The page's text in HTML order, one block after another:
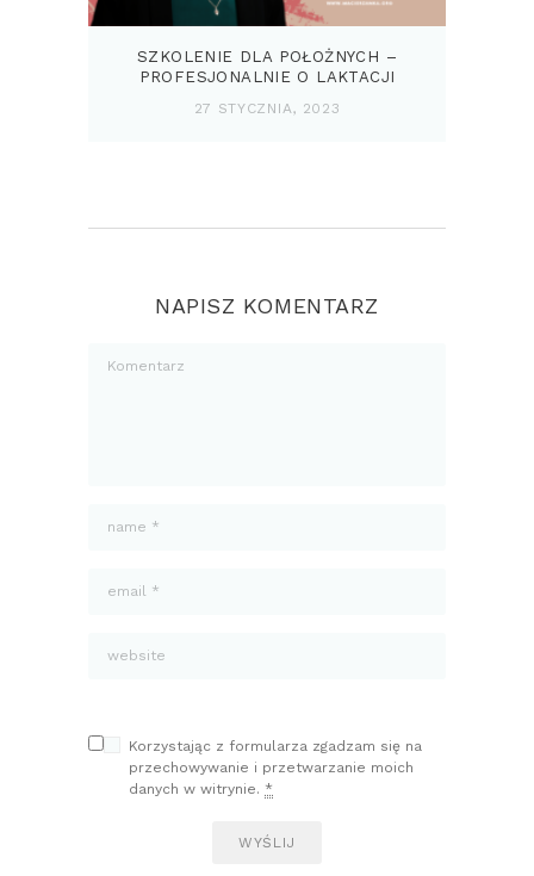
SZKOLENIE DLA POŁOŻNYCH –
PROFESJONALNIE O LAKTACJI
27 STYCZNIA, 2023
NAPISZ KOMENTARZ
Korzystając z formularza zgadzam się na
przechowywanie i przetwarzanie moich
danych w witrynie. *